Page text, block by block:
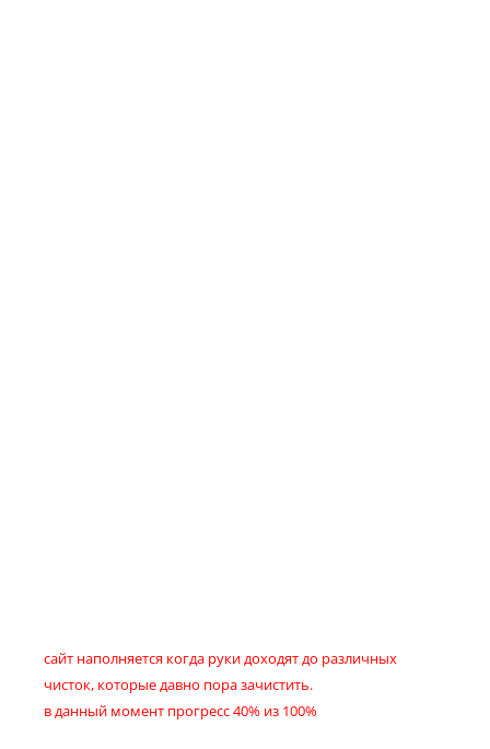
сайт наполняется когда руки доходят до различных
чисток, которые давно пора зачистить.
в данный момент прогресс 40% из 100%